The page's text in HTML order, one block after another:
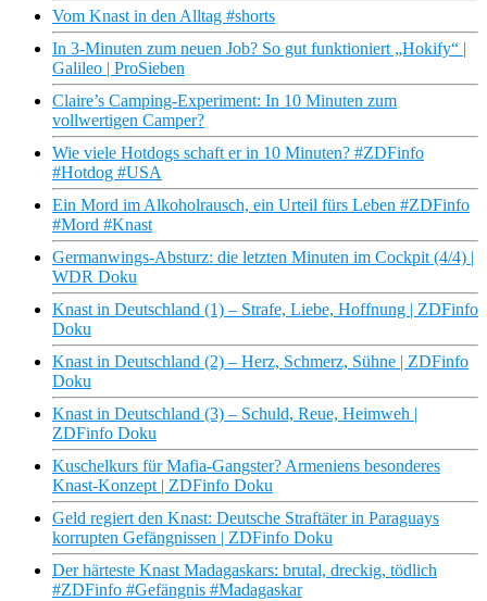
Vom Knast in den Alltag #shorts
In 3-Minuten zum neuen Job? So gut funktioniert „Hokify“ |
Galileo | ProSieben
Claire’s Camping-Experiment: In 10 Minuten zum
vollwertigen Camper?
Wie viele Hotdogs schaft er in 10 Minuten? #ZDFinfo
#Hotdog #USA
Ein Mord im Alkoholrausch, ein Urteil fürs Leben #ZDFinfo
#Mord #Knast
Germanwings-Absturz: die letzten Minuten im Cockpit (4/4) |
WDR Doku
Knast in Deutschland (1) – Strafe, Liebe, Hoffnung | ZDFinfo
Doku
Knast in Deutschland (2) – Herz, Schmerz, Sühne | ZDFinfo
Doku
Knast in Deutschland (3) – Schuld, Reue, Heimweh |
ZDFinfo Doku
Kuschelkurs für Mafia-Gangster? Armeniens besonderes
Knast-Konzept | ZDFinfo Doku
Geld regiert den Knast: Deutsche Straftäter in Paraguays
korrupten Gefängnissen | ZDFinfo Doku
Der härteste Knast Madagaskars: brutal, dreckig, tödlich
#ZDFinfo #Gefängnis #Madagaskar